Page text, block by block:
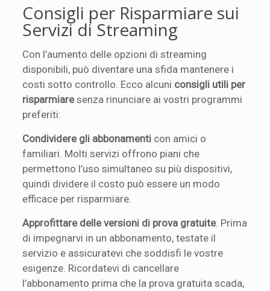
Consigli per Risparmiare sui
Servizi di Streaming
Con l’aumento delle opzioni di streaming
disponibili, può diventare una sfida mantenere i
costi sotto controllo. Ecco alcuni consigli utili per
risparmiaresenza rinunciare ai vostri programmi
preferiti:
Condividere gli abbonamenti con amici o
familiari. Molti servizi offrono piani che
permettono l’uso simultaneo su più dispositivi,
quindi dividere il costo può essere un modo
efficace per risparmiare.
Approfittare delle versioni di prova gratuite. Prima
di impegnarvi in un abbonamento, testate il
servizio e assicuratevi che soddisfi le vostre
esigenze. Ricordatevi di cancellare
l’abbonamento prima che la prova gratuita scada,